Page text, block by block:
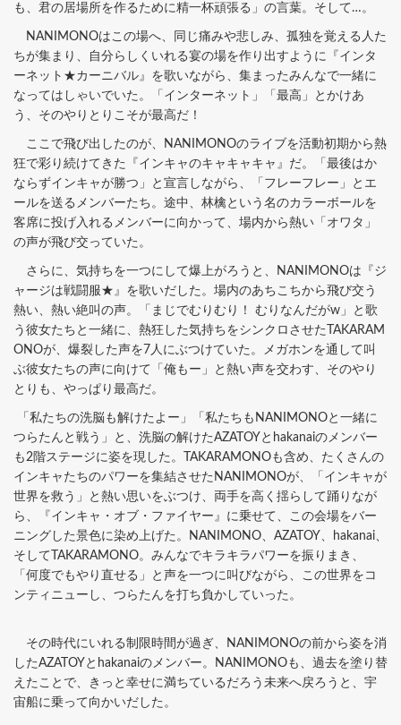
も、君の居場所を作るために精一杯頑張る」の言葉。そして…。
NANIMONOはこの場へ、同じ痛みや悲しみ、孤独を覚える人た
ちが集まり、自分らしくいれる宴の場を作り出すように『インタ
ーネット★カーニバル』を歌いながら、集まったみんなで一緒に
なってはしゃいでいた。「インターネット」「最高」とかけあ
う、そのやりとりこそが最高だ！
ここで飛び出したのが、NANIMONOのライブを活動初期から熱
狂で彩り続けてきた『インキャのキャキャキャ』だ。「最後はか
ならずインキャが勝つ」と宣言しながら、「フレーフレー」とエ
ールを送るメンバーたち。途中、林檎という名のカラーボールを
客席に投げ入れるメンバーに向かって、場内から熱い「オワタ」
の声が飛び交っていた。
さらに、気持ちを一つにして爆上がろうと、NANIMONOは『ジ
ャージは戦闘服★』を歌いだした。場内のあちこちから飛び交う
熱い、熱い絶叫の声。「まじでむりむり！ むりなんだがw」と歌
う彼女たちと一緒に、熱狂した気持ちをシンクロさせたTAKARAM
ONOが、爆裂した声を7人にぶつけていた。メガホンを通して叫
ぶ彼女たちの声に向けて「俺もー」と熱い声を交わす、そのやり
とりも、やっぱり最高だ。
「私たちの洗脳も解けたよー」「私たちもNANIMONOと一緒に
つらたんと戦う」と、洗脳の解けたAZATOYとhakanaiのメンバー
も2階ステージに姿を現した。TAKARAMONOも含め、たくさんの
インキャたちのパワーを集結させたNANIMONOが、「インキャが
世界を救う」と熱い思いをぶつけ、両手を高く揺らして踊りなが
ら、『インキャ・オブ・ファイヤー』に乗せて、この会場をバー
ニングした景色に染め上げた。NANIMONO、AZATOY、hakanai、
そしてTAKARAMONO。みんなでキラキラパワーを振りまき、
「何度でもやり直せる」と声を一つに叫びながら、この世界をコ
ンティニューし、つらたんを打ち負かしていった。
その時代にいれる制限時間が過ぎ、NANIMONOの前から姿を消
したAZATOYとhakanaiのメンバー。NANIMONOも、過去を塗り替
えたことで、きっと幸せに満ちているだろう未来へ戻ろうと、宇
宙船に乗って向かいだした。